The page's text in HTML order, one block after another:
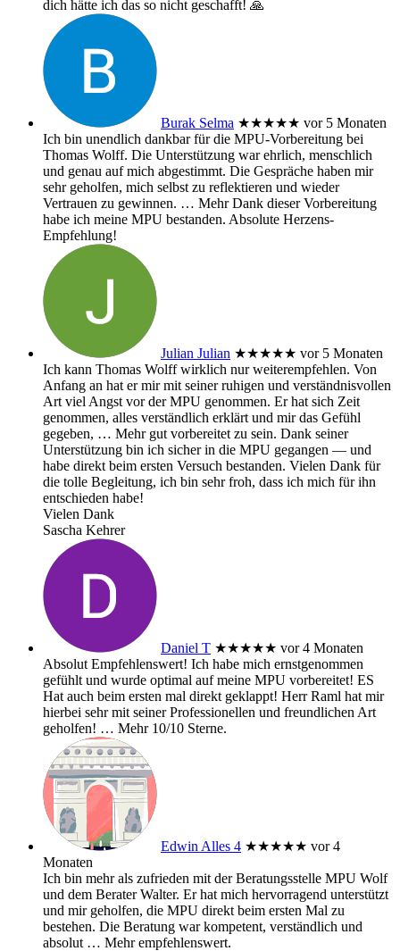
dich hätte ich das so nicht geschafft! 🙏
Burak Selma ★★★★★ vor 5 Monaten
Ich bin unendlich dankbar für die MPU-Vorbereitung bei
Thomas Wolff. Die Unterstützung war ehrlich, menschlich
und genau auf mich abgestimmt. Die Gespräche haben mir
sehr geholfen, mich selbst zu reflektieren und wieder
Vertrauen zu gewinnen. … MehrDank dieser Vorbereitung
habe ich meine MPU bestanden. Absolute Herzens-
Empfehlung!
Julian Julian ★★★★★ vor 5 Monaten
Ich kann Thomas Wolff wirklich nur weiterempfehlen. Von
Anfang an hat er mir mit seiner ruhigen und verständnisvollen
Art viel Angst vor der MPU genommen. Er hat sich Zeit
genommen, alles verständlich erklärt und mir das Gefühl
gegeben, … Mehrgut vorbereitet zu sein. Dank seiner
Unterstützung bin ich sicher in die MPU gegangen — und
habe direkt beim ersten Versuch bestanden. Vielen Dank für
die tolle Begleitung, ich bin sehr froh, dass ich mich für ihn
entschieden habe!
Vielen Dank
Sascha Kehrer
Daniel T ★★★★★ vor 4 Monaten
Absolut Empfehlenswert! Ich habe mich ernstgenommen
gefühlt und wurde optimal auf meine MPU vorbereitet! ES
Hat auch beim ersten mal direkt geklappt! Herr Raml hat mir
hierbei sehr mit seiner Professionellen und freundlichen Art
geholfen! … Mehr10/10 Sterne.
Edwin Alles 4 ★★★★★ vor 4
Monaten
Ich bin mehr als zufrieden mit der Beratungsstelle MPU Wolf
und dem Berater Walter. Er hat mich hervorragend unterstützt
und mir geholfen, die MPU direkt beim ersten Mal zu
bestehen. Die Beratung war kompetent, verständlich und
absolut … Mehrempfehlenswert.